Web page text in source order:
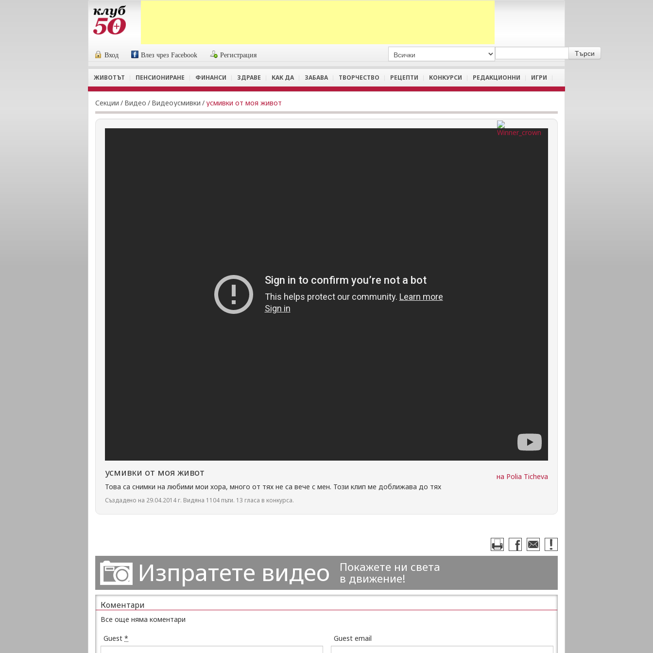
Вход Влез чрез Facebook Регистрация
ЖИВОТЪТ ПЕНСИОНИРАНЕ ФИНАНСИ ЗДРАВЕ КАК ДА ЗАБАВА ТВОРЧЕСТВО РЕЦЕПТИ КОНКУРСИ РЕДАКЦИОННИ ИГРИ
Секции / Видеo / Видеоусмивки / усмивки от моя живот
на Polia Ticheva
усмивки от моя живот
Това са снимки на любими мои хора, много от тях не са вече с мен. Този клип ме доближава до тях
Създадено на 29.04.2014 г. Видяна 1104 пъти. 13 гласа в конкурса.
Изпратете видео
Покажете ни света
в движение!
Коментари
Все още няма коментари
Guest * Guest email